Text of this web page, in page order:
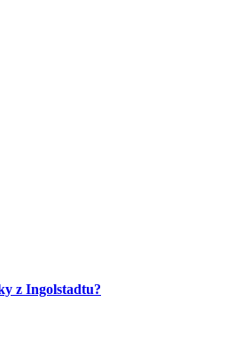
z Ingolstadtu?